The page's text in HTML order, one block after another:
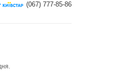
(067) 777-85-86